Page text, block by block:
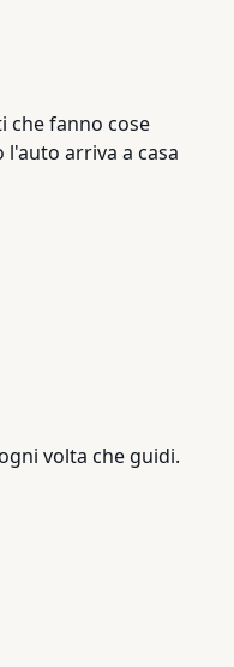
che fanno cose
arriva a casa
volta che guidi.